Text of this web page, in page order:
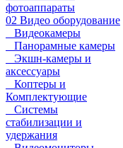
фотоаппараты
02 Видео оборудование
Видеокамеры
Панорамные камеры
Экшн-камеры и
аксессуары
Коптеры и
Комплектующие
Системы
стабилизации и
удержания